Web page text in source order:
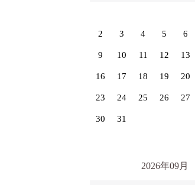
2 3 4 5 6
9 10 11 12 13
16 17 18 19 20
23 24 25 26 27
30 31
2026年09月